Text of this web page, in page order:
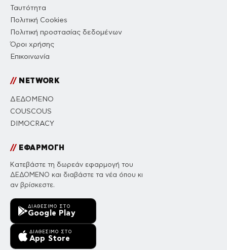
Ταυτότητα
Πολιτική Cookies
Πολιτική προστασίας δεδομένων
Όροι χρήσης
Επικοινωνία
//NETWORK
ΔΕΔΟΜΕΝΟ
COUSCOUS
DIMOCRACY
//ΕΦΑΡΜΟΓΗ
Κατεβάστε τη δωρεάν εφαρμογή του
ΔΕΔΟΜΕΝΟ και διαβάστε τα νέα όπου κι
αν βρίσκεστε.
ΔΙΑΘΈΣΙΜΟ ΣΤΟ
Google Play
ΔΙΑΘΈΣΙΜΟ ΣΤΟ
App Store